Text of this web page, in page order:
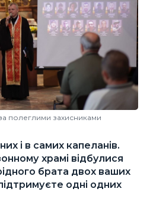
полеглими захисниками
і в самих капеланів.
храмі відбулися
брата двох ваших
одні одних